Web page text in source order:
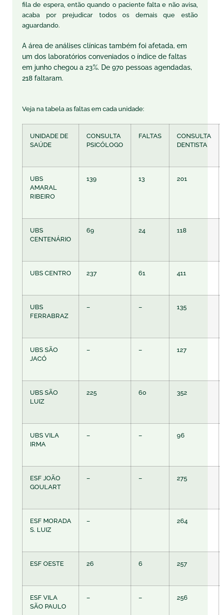
fila de espera, então quando o paciente falta e não avisa,
acaba por prejudicar todos os demais que estão
aguardando.
A área de análises clínicas também foi afetada, em
um dos laboratórios conveniados o índice de faltas
em junho chegou a 23%. De 970 pessoas agendadas,
218 faltaram.
Veja na tabela as faltas em cada unidade:
UNIDADE DE
SAÚDE
CONSULTA
PSICÓLOGO
FALTAS
CONSULTA
DENTISTA
UBS
AMARAL
RIBEIRO
139 13 201
UBS
CENTENÁRIO
69 24 118
UBS CENTRO 237 61 411
UBS
FERRABRAZ
– – 135
UBS SÃO
JACÓ
– – 127
UBS SÃO
LUIZ
225 60 352
UBS VILA
IRMA
– – 96
ESF JOÃO
GOULART
– – 275
ESF MORADA
S. LUIZ
– 264
ESF OESTE 26 6 257
ESF VILA
SÃO PAULO
– – 256